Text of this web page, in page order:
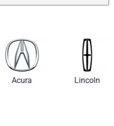
Acura Lincoln